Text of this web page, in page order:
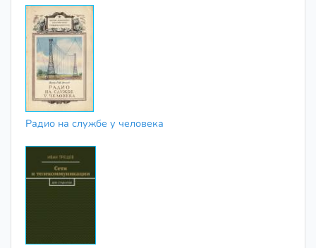
Радио на службе у человека